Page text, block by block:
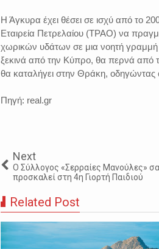
Η Άγκυρα έχει θέσει σε ισχύ από το
Εταιρεία Πετρελαίου (ΤΡΑΟ) να
χωρικών υδάτων σε μια νοητή γραμμή
ξεκινά από την Κύπρο, θα περνά από
θα καταλήγει στην Θράκη, οδηγώντας
Πηγή: real.gr
Next
Ο Σύλλογος «Σερραίες Μανούλες»
προσκαλεί στη 4η Γιορτή Παιδιού
Related Post